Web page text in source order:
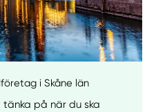
i Skåne län
på när du ska